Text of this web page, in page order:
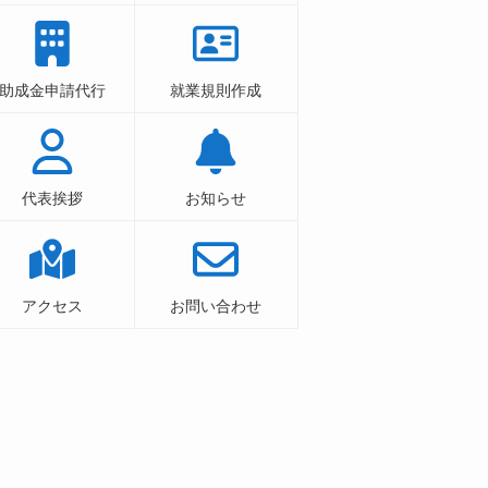
助成金申請代行 就業規則作成
代表挨拶 お知らせ
アクセス お問い合わせ